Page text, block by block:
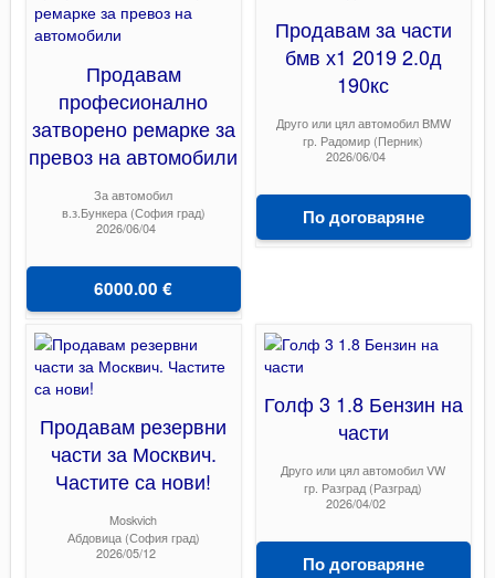
Продавам
професионално
затворено ремарке за
превоз на автомобили
За автомобил
в.з.Бункера (София град)
2026/06/04
6000.00 €
Продавам за части
бмв х1 2019 2.0д
190кс
Друго или цял автомобил BMW
гр. Радомир (Перник)
2026/06/04
По договаряне
Продавам резервни
части за Москвич.
Частите са нови!
Moskvich
Абдовица (София град)
2026/05/12
Голф 3 1.8 Бензин на
части
Друго или цял автомобил VW
гр. Разград (Разград)
2026/04/02
По договаряне